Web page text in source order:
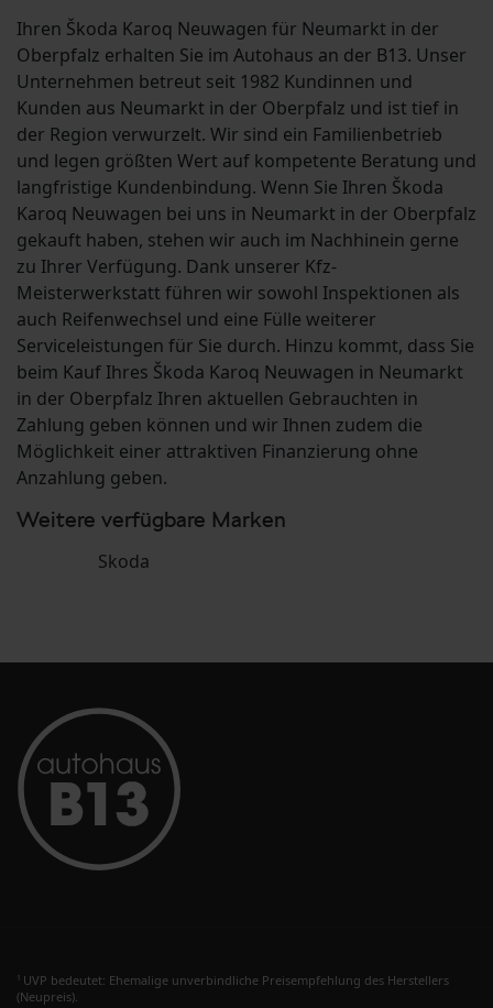
Ihren Škoda Karoq Neuwagen für Neumarkt in der
Oberpfalz erhalten Sie im Autohaus an der B13. Unser
Unternehmen betreut seit 1982 Kundinnen und
Kunden aus Neumarkt in der Oberpfalz und ist tief in
der Region verwurzelt. Wir sind ein Familienbetrieb
und legen größten Wert auf kompetente Beratung und
langfristige Kundenbindung. Wenn Sie Ihren Škoda
Karoq Neuwagen bei uns in Neumarkt in der Oberpfalz
gekauft haben, stehen wir auch im Nachhinein gerne
zu Ihrer Verfügung. Dank unserer Kfz-
Meisterwerkstatt führen wir sowohl Inspektionen als
auch Reifenwechsel und eine Fülle weiterer
Serviceleistungen für Sie durch. Hinzu kommt, dass Sie
beim Kauf Ihres Škoda Karoq Neuwagen in Neumarkt
in der Oberpfalz Ihren aktuellen Gebrauchten in
Zahlung geben können und wir Ihnen zudem die
Möglichkeit einer attraktiven Finanzierung ohne
Anzahlung geben.
Weitere verfügbare Marken
Skoda
1 UVP bedeutet: Ehemalige unverbindliche Preisempfehlung des Herstellers
(Neupreis).